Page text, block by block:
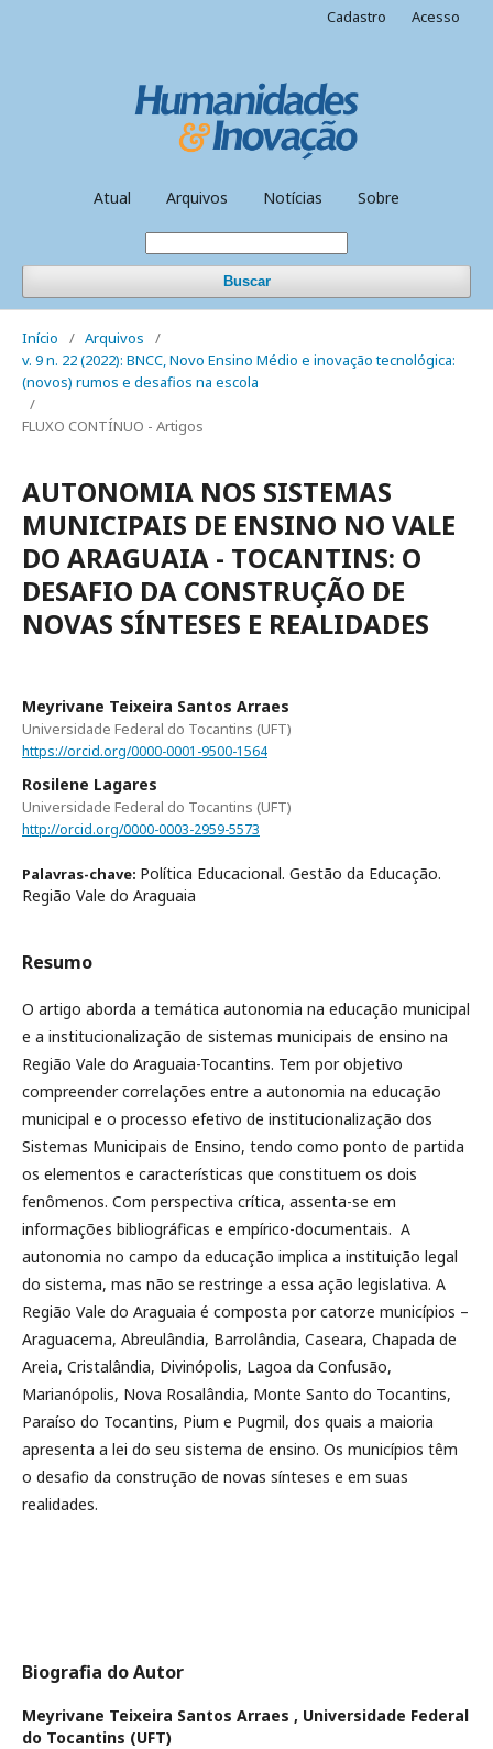
Atual Arquivos Notícias Sobre
Buscar
Cadastro Acesso
Início / Arquivos
/
v. 9 n. 22 (2022): BNCC, Novo Ensino Médio e inovação tecnológica:
(novos) rumos e desafios na escola
/
FLUXO CONTÍNUO - Artigos
AUTONOMIA NOS SISTEMAS
MUNICIPAIS DE ENSINO NO VALE
DO ARAGUAIA - TOCANTINS: O
DESAFIO DA CONSTRUÇÃO DE
NOVAS SÍNTESES E REALIDADES
Meyrivane Teixeira Santos Arraes
Universidade Federal do Tocantins (UFT)
https://orcid.org/0000-0001-9500-1564
Rosilene Lagares
Universidade Federal do Tocantins (UFT)
http://orcid.org/0000-0003-2959-5573
Palavras-chave: Política Educacional. Gestão da Educação.
Região Vale do Araguaia
Resumo
O artigo aborda a temática autonomia na educação municipal
e a institucionalização de sistemas municipais de ensino na
Região Vale do Araguaia-Tocantins. Tem por objetivo
compreender correlações entre a autonomia na educação
municipal e o processo efetivo de institucionalização dos
Sistemas Municipais de Ensino, tendo como ponto de partida
os elementos e características que constituem os dois
fenômenos. Com perspectiva crítica, assenta-se em
informações bibliográficas e empírico-documentais. A
autonomia no campo da educação implica a instituição legal
do sistema, mas não se restringe a essa ação legislativa. A
Região Vale do Araguaia é composta por catorze municípios –
Araguacema, Abreulândia, Barrolândia, Caseara, Chapada de
Areia, Cristalândia, Divinópolis, Lagoa da Confusão,
Marianópolis, Nova Rosalândia, Monte Santo do Tocantins,
Paraíso do Tocantins, Pium e Pugmil, dos quais a maioria
apresenta a lei do seu sistema de ensino. Os municípios têm
o desafio da construção de novas sínteses e em suas
realidades.
Biografia do Autor
Meyrivane Teixeira Santos Arraes , Universidade Federal
do Tocantins (UFT)